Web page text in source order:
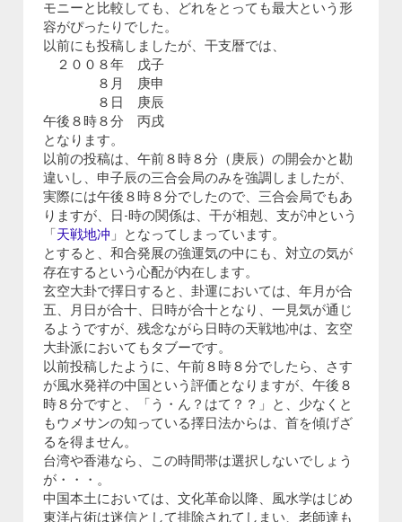
モニーと比較しても、どれをとっても最大という形
容がぴったりでした。
以前にも投稿しましたが、干支暦では、
２００８年 戊子
８月 庚申
８日 庚辰
午後８時８分 丙戌
となります。
以前の投稿は、午前８時８分（庚辰）の開会かと勘
違いし、申子辰の三合会局のみを強調しましたが、
実際には午後８時８分でしたので、三合会局でもあ
りますが、日-時の関係は、干が相剋、支が冲という
「 天戦地冲」となってしまっています。
とすると、和合発展の強運気の中にも、対立の気が
存在するという心配が内在します。
玄空大卦で擇日すると、卦運においては、年月が合
五、月日が合十、日時が合十となり、一見気が通じ
るようですが、残念ながら日時の天戦地冲は、玄空
大卦派においてもタブーです。
以前投稿したように、午前８時８分でしたら、さす
が風水発祥の中国という評価となりますが、午後８
時８分ですと、「う・ん？はて？？」と、少なくと
もウメサンの知っている擇日法からは、首を傾げざ
るを得ません。
台湾や香港なら、この時間帯は選択しないでしょう
が・・・。
中国本土においては、文化革命以降、風水学はじめ